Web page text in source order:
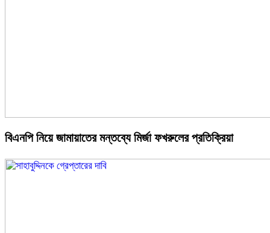
বিএনপি নিয়ে জামায়াতের মন্তব্যে মির্জা ফখরুলের প্রতিক্রিয়া